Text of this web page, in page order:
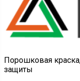
Порошковая
защиты